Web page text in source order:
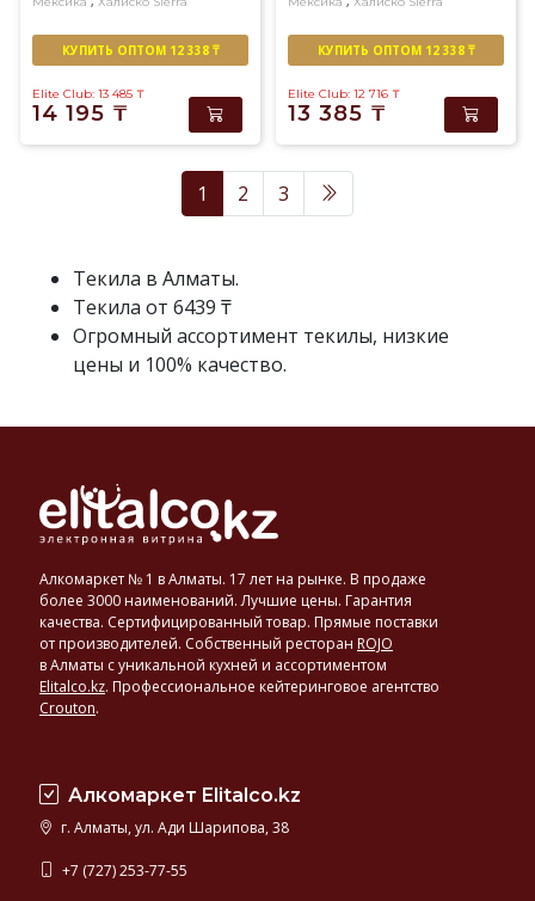
КУПИТЬ ОПТОМ 12 338 ₸
Elite Club: 13 485 ₸
14 195 ₸
КУПИТЬ ОПТОМ 12 338 ₸
Elite Club: 12 716 ₸
13 385 ₸
1 2 3
Текила в Алматы.
Текила от 6439 ₸
Огромный ассортимент текилы, низкие
цены и 100% качество.
Алкомаркет № 1 в Алматы. 17 лет на рынке. В продаже
более 3000 наименований. Лучшие цены. Гарантия
качества. Сертифицированный товар. Прямые поставки
от производителей. Собственный ресторан ROJO
в Алматы с уникальной кухней и ассортиментом
Elitalco.kz. Профессиональное кейтеринговое агентство
Crouton.
Алкомаркет Elitalco.kz
г. Алматы, ул. Ади Шарипова, 38
+7 (727) 253-77-55